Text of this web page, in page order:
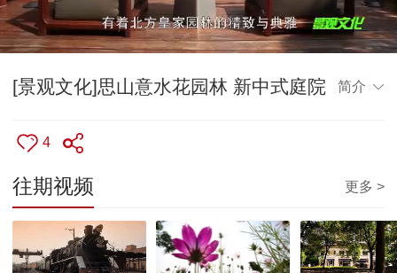
[景观文化]思山意水花园林 新中式庭院 简介
4
往期视频 更多 >